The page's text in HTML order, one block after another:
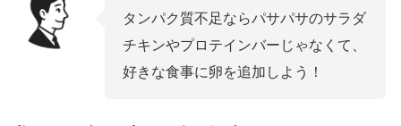
タンパク質不足ならパサパサのサラダ
チキンやプロテインバーじゃなくて、
好きな食事に卵を追加しよう！